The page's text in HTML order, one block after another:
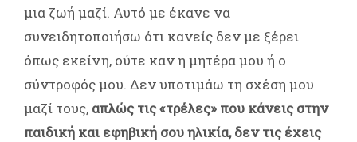
μια ζωή μαζί. Αυτό με έκανε να
συνειδητοποιήσω ότι κανείς δεν με ξέρει
όπως εκείνη, ούτε καν η μητέρα μου ή ο
σύντροφός μου. Δεν υποτιμάω τη σχέση μου
μαζί τους, απλώς τις «τρέλες» που κάνεις στην
παιδική και εφηβική σου ηλικία, δεν τις έχεις